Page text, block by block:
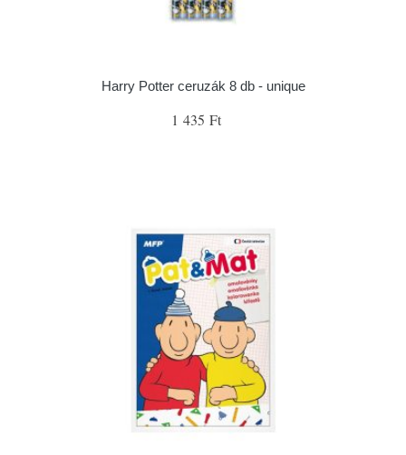
Harry Potter ceruzák 8 db - unique
1 435 Ft